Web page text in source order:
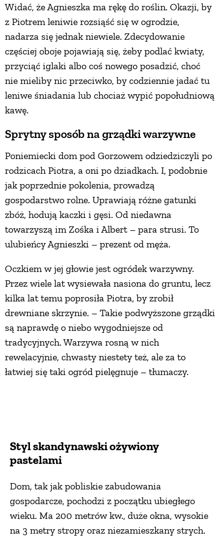
Widać, że Agnieszka ma rękę do roślin. Okazji, by
z Piotrem leniwie rozsiąść się w ogrodzie,
nadarza się jednak niewiele. Zdecydowanie
częściej oboje pojawiają się, żeby podlać kwiaty,
przyciąć iglaki albo coś nowego posadzić, choć
nie mieliby nic przeciwko, by codziennie jadać tu
leniwe śniadania lub chociaż wypić popołudniową
kawę.
Sprytny sposób na grządki warzywne
Poniemiecki dom pod Gorzowem odziedziczyli po
rodzicach Piotra, a oni po dziadkach. I, podobnie
jak poprzednie pokolenia, prowadzą
gospodarstwo rolne. Uprawiają różne gatunki
zbóż, hodują kaczki i gęsi. Od niedawna
towarzyszą im Zośka i Albert – para strusi. To
ulubieńcy Agnieszki – prezent od męża.
Oczkiem w jej głowie jest ogródek warzywny.
Przez wiele lat wysiewała nasiona do gruntu, lecz
kilka lat temu poprosiła Piotra, by zrobił
drewniane skrzynie. – Takie podwyższone grządki
są naprawdę o niebo wygodniejsze od
tradycyjnych. Warzywa rosną w nich
rewelacyjnie, chwasty niestety też, ale za to
łatwiej się taki ogród pielęgnuje – tłumaczy.
Styl skandynawski ożywiony
pastelami
Dom, tak jak pobliskie zabudowania
gospodarcze, pochodzi z początku ubiegłego
wieku. Ma 200 metrów kw., duże okna, wysokie
na 3 metry stropy oraz niezamieszkany strych.